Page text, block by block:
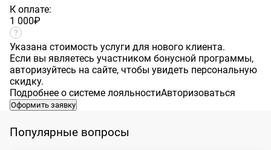
К оплате:
1 000₽
Указана стоимость услуги для нового клиента.
Если вы являетесь участником бонусной программы,
авторизуйтесь на сайте, чтобы увидеть персональную
скидку.
Подробнее о системе лояльностиАвторизоваться
Оформить заявку
Популярные вопросы